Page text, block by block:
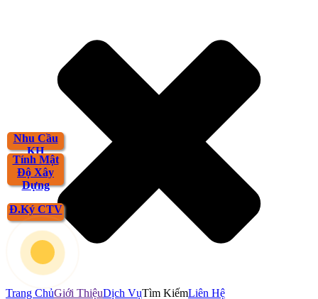
Nhu Cầu
KH
Đ.Ký CTV
Tính Mật
Độ Xây
Dựng
Trang ChủGiới ThiệuDịch VụTìm KiếmLiên Hệ